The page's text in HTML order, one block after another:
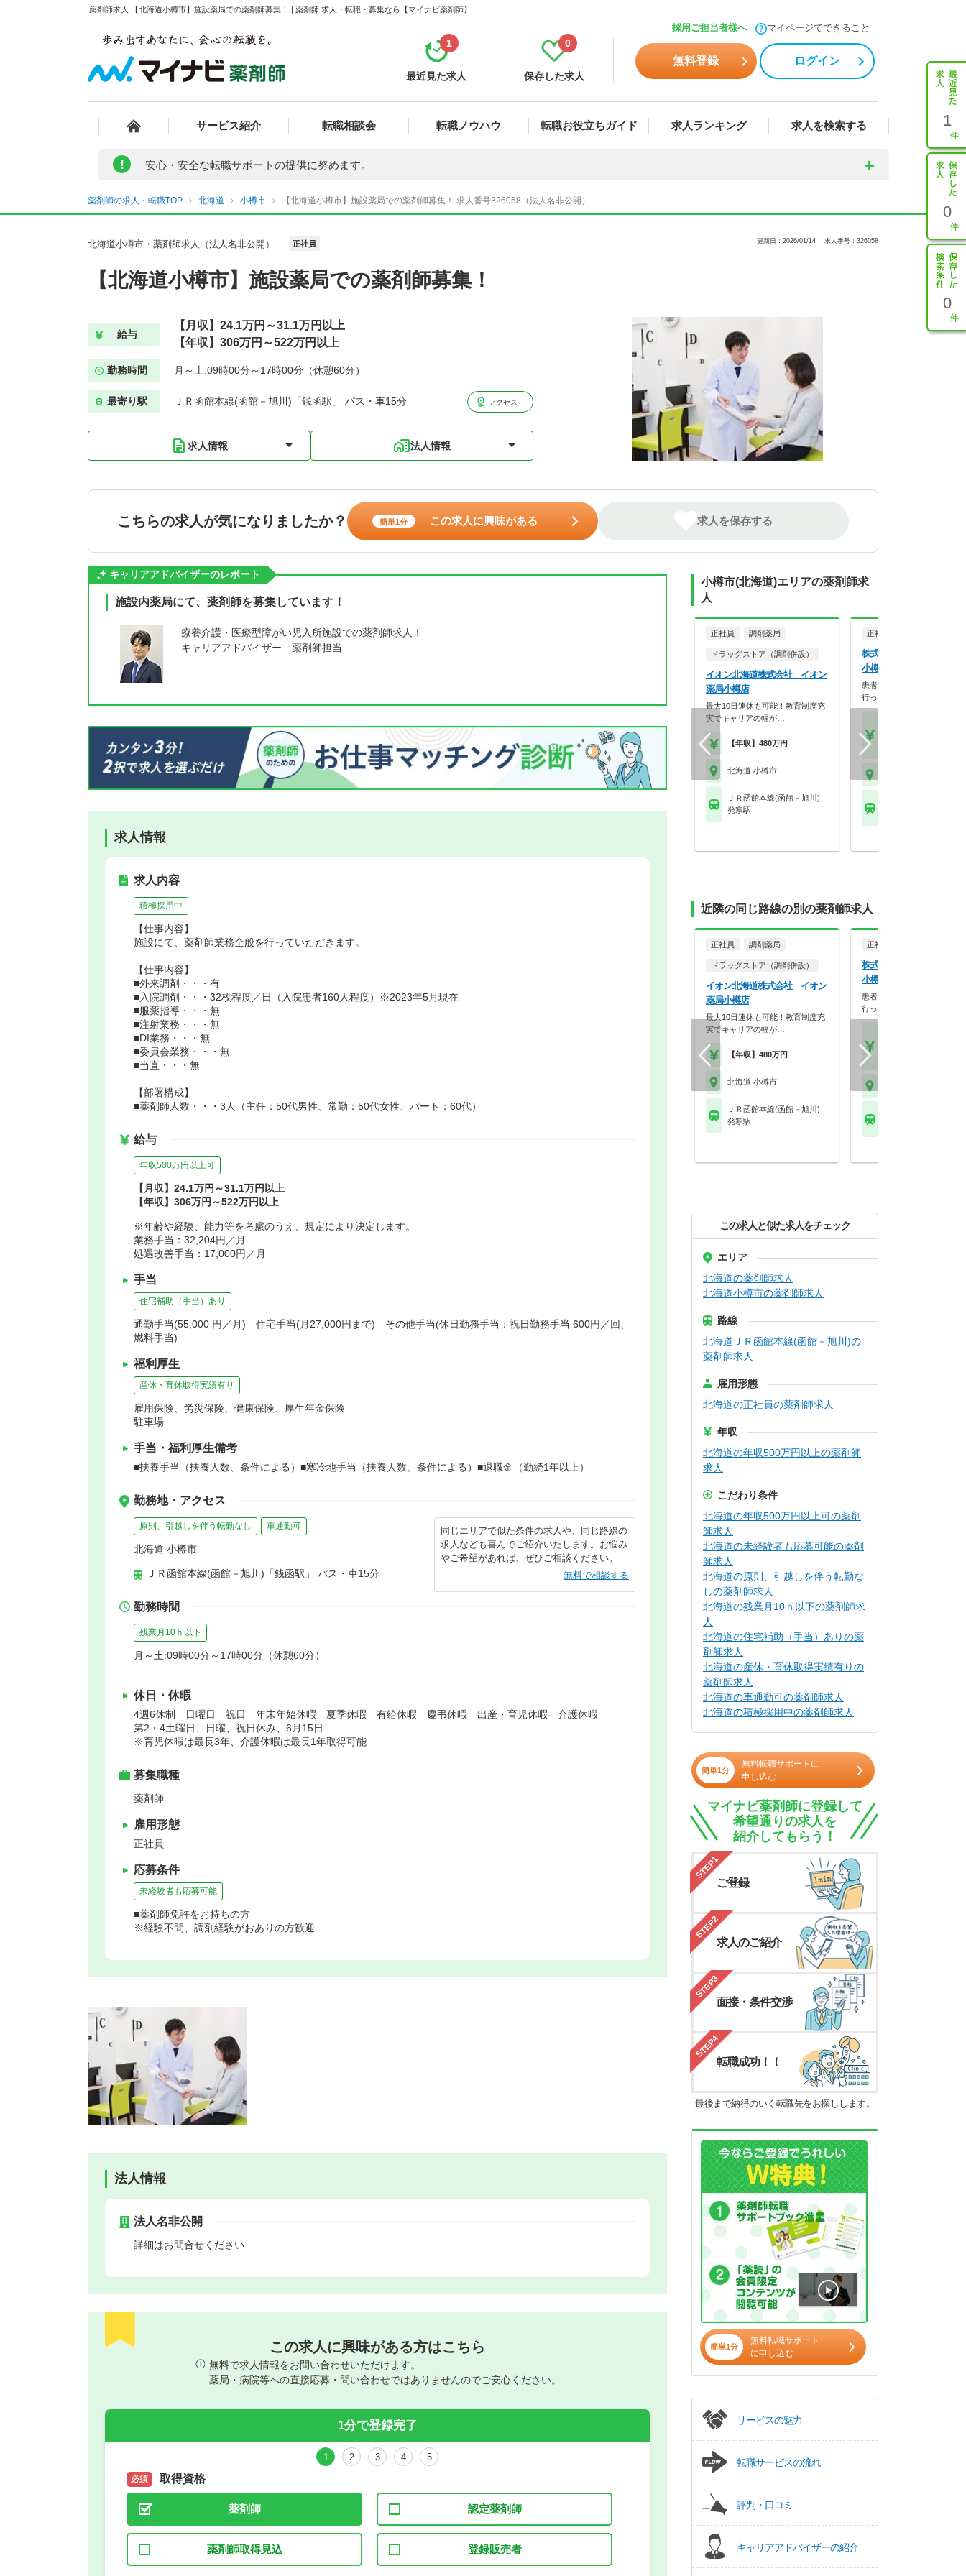
薬剤師求人 【北海道小樽市】施設薬局での薬剤師募集！ | 薬剤師 求人・転職・募集なら【マイナビ薬剤師】
採用ご担当者様へ マイページでできること
最近見た求人
1
保存した求人
0
無料登録 ログイン
サービス紹介 転職相談会 転職ノウハウ 転職お役立ちガイド 求人ランキング 求人を検索する 1
0
0
! 安心・安全な転職サポートの提供に努めます。
薬剤師の求人・転職TOP 北海道 小樽市 【北海道小樽市】施設薬局での薬剤師募集！ 求人番号326058（法人名非公開）
北海道小樽市・薬剤師求人（法人名非公開） 正社員 更新日：2026/01/14 求人番号：326058
【北海道小樽市】施設薬局での薬剤師募集！
給与
【月収】24.1万円～31.1万円以上
【年収】306万円～522万円以上
勤務時間 月～土:09時00分～17時00分（休憩60分）
最寄り駅 ＪＲ函館本線(函館－旭川)「銭函駅」 バス・車15分 アクセス
求人情報 法人情報
こちらの求人が気になりましたか？ 簡単1分 この求人に興味がある 求人を保存する
キャリアアドバイザーのレポート
施設内薬局にて、薬剤師を募集しています！
療養介護・医療型障がい児入所施設での薬剤師求人！
キャリアアドバイザー 薬剤師担当
求人情報
求人内容
積極採用中
【仕事内容】
施設にて、薬剤師業務全般を行っていただきます。
【仕事内容】
■外来調剤・・・有
■入院調剤・・・32枚程度／日（入院患者160人程度）※2023年5月現在
■服薬指導・・・無
■注射業務・・・無
■DI業務・・・無
■委員会業務・・・無
■当直・・・無
【部署構成】
■薬剤師人数・・・3人（主任：50代男性、常勤：50代女性、パート：60代）
給与
年収500万円以上可
【月収】24.1万円～31.1万円以上
【年収】306万円～522万円以上
※年齢や経験、能力等を考慮のうえ、規定により決定します。
業務手当：32,204円／月
処遇改善手当：17,000円／月
手当
住宅補助（手当）あり
通勤手当(55,000 円／月) 住宅手当(月27,000円まで) その他手当(休日勤務手当：祝日勤務手当 600円／回、
燃料手当)
福利厚生
産休・育休取得実績有り
雇用保険、労災保険、健康保険、厚生年金保険
駐車場
手当・福利厚生備考
■扶養手当（扶養人数、条件による）■寒冷地手当（扶養人数、条件による）■退職金（勤続1年以上）
勤務地・アクセス
原則、引越しを伴う転勤なし 車通勤可
北海道 小樽市
ＪＲ函館本線(函館－旭川)「銭函駅」 バス・車15分
同じエリアで似た条件の求人や、同じ路線の
求人なども喜んでご紹介いたします。お悩み
やご希望があれば、ぜひご相談ください。
無料で相談する
勤務時間
残業月10ｈ以下
月～土:09時00分～17時00分（休憩60分）
休日・休暇
4週6休制 日曜日 祝日 年末年始休暇 夏季休暇 有給休暇 慶弔休暇 出産・育児休暇 介護休暇
第2・4土曜日、日曜、祝日休み、6月15日
※育児休暇は最長3年、介護休暇は最長1年取得可能
募集職種
薬剤師
雇用形態
正社員
応募条件
未経験者も応募可能
■薬剤師免許をお持ちの方
※経験不問、調剤経験がおありの方歓迎
法人情報
法人名非公開
詳細はお問合せください
この求人に興味がある方はこちら
無料で求人情報をお問い合わせいただけます。
薬局・病院等への直接応募・問い合わせではありませんのでご安心ください。
1分で登録完了
1 2 3 4 5
必須 取得資格
薬剤師 認定薬剤師
薬剤師取得見込 登録販売者
正社員
パート(週4日～5日)
小樽市(北海道)エリアの薬剤師求
人
正社員 調剤薬局
ドラッグストア（調剤併設）
イオン北海道株式会社 イオン
薬局小樽店
最大10日連休も可能！教育制度充
実でキャリアの幅が…
【年収】480万円
北海道 小樽市
ＪＲ函館本線(函館－旭川)
発寒駅
正社員
株式会社そえる そえる
小樽梅ヶ枝店
患者様の視点に立った薬局
行っています。
近隣の同じ路線の別の薬剤師求人
正社員 調剤薬局
ドラッグストア（調剤併設）
イオン北海道株式会社 イオン
薬局小樽店
最大10日連休も可能！教育制度充
実でキャリアの幅が…
【年収】480万円
北海道 小樽市
ＪＲ函館本線(函館－旭川)
発寒駅
正社員
株式会社そえる そえる
小樽梅ヶ枝店
患者様の視点に立った薬局
行っています。
この求人と似た求人をチェック
エリア
北海道の薬剤師求人
北海道小樽市の薬剤師求人
路線
北海道ＪＲ函館本線(函館－旭川)の
薬剤師求人
雇用形態
北海道の正社員の薬剤師求人
年収
北海道の年収500万円以上の薬剤師
求人
こだわり条件
北海道の年収500万円以上可の薬剤
師求人
北海道の未経験者も応募可能の薬剤
師求人
北海道の原則、引越しを伴う転勤な
しの薬剤師求人
北海道の残業月10ｈ以下の薬剤師求
人
北海道の住宅補助（手当）ありの薬
剤師求人
北海道の産休・育休取得実績有りの
薬剤師求人
北海道の車通勤可の薬剤師求人
北海道の積極採用中の薬剤師求人
簡単1分
無料転職サポートに
申し込む
マイナビ薬剤師に登録して
希望通りの求人を
紹介してもらう！
STEP1
ご登録
STEP2
求人のご紹介
STEP3
面接・条件交渉
STEP4
転職成功！！
最後まで納得のいく転職先をお探しします。
簡単1分
無料転職サポート
に申し込む
サービスの魅力
転職サービスの流れ
評判・口コミ
キャリアアドバイザーの紹介